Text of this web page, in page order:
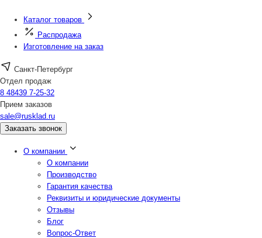
Каталог товаров
Распродажа
Изготовление на заказ
Санкт-Петербург
Отдел продаж
8 48439 7-25-32
Прием заказов
sale@rusklad.ru
Заказать звонок
О компании
О компании
Производство
Гарантия качества
Реквизиты и юридические документы
Отзывы
Блог
Вопрос-Ответ